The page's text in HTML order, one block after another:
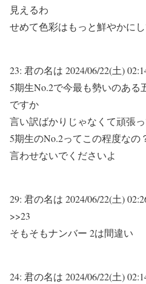
見えるわ
せめて色彩はもっと鮮やかに
23: 君の名は 2024/06/22(土)
5期生No.2で今最も勢いのある
ですか
言い訳ばかりじゃなくて頑張
5期生のNo.2ってこの程度な
言わせないでくださいよ
29: 君の名は 2024/06/22(土)
>>23
そもそもナンバー 2は間違い
24: 君の名は 2024/06/22(土)